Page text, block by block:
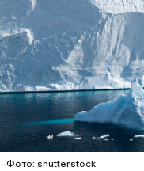
Фото: shutterstock
Ни один метод и
стрессовой
обитателя больше
выносливости, так и
— Таких деревень
вообще отдельный
заметил он.